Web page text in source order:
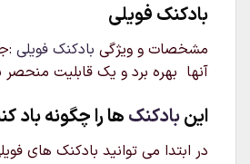
بادکنک فویلی
مشخصات و ویژگی بادکنک فویلی
آنها بهره برد و یک قابلیت منحصر
اینبادکنک ها را چگونه باد
در ابتدا می توانید بادکنک های